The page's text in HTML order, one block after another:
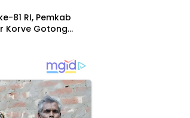
81 RI, Pemkab
Korve Gotong
Bersih